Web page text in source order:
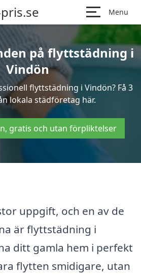
Menu
på flyttstädning i
Vindön
flyttstädning i Vindön? Få 3
lokala städföretag här.
gratis och utan förpliktelser
uppgift, och en av de
är flyttstädning i
ditt gamla hem i perfekt
flytten smidigare, utan